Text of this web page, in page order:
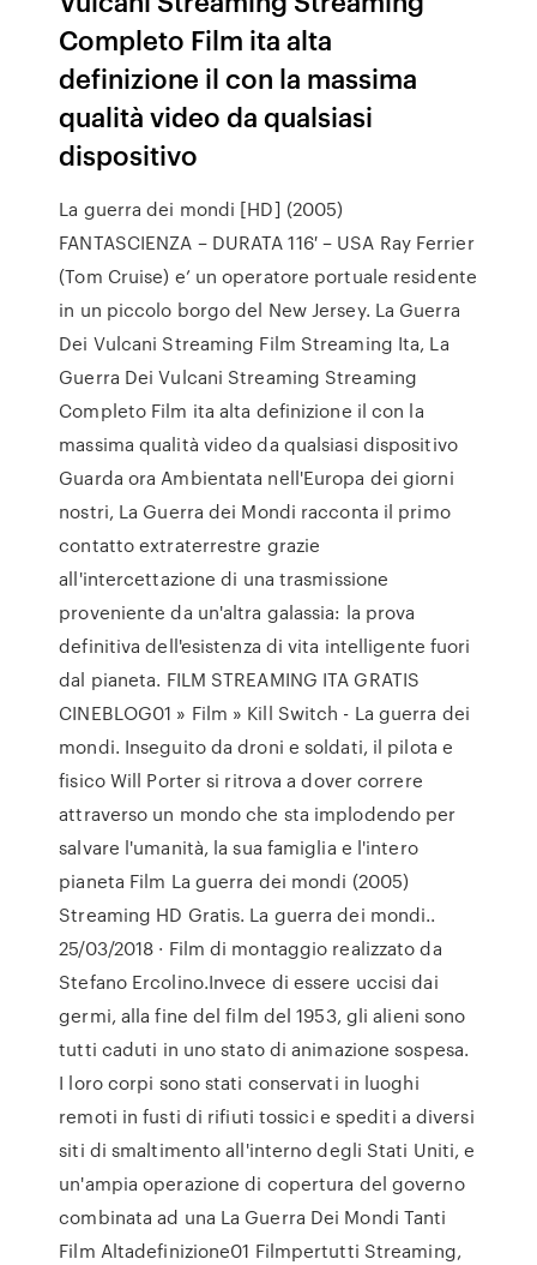
Completo Film ita alta
definizione il con la massima
qualità video da qualsiasi
dispositivo
La guerra dei mondi [HD] (2005)
FANTASCIENZA – DURATA 116′ – USA Ray Ferrier
(Tom Cruise) e’ un operatore portuale residente
in un piccolo borgo del New Jersey. La Guerra
Dei Vulcani Streaming Film Streaming Ita, La
Guerra Dei Vulcani Streaming Streaming
Completo Film ita alta definizione il con la
massima qualità video da qualsiasi dispositivo
Guarda ora Ambientata nell'Europa dei giorni
nostri, La Guerra dei Mondi racconta il primo
contatto extraterrestre grazie
all'intercettazione di una trasmissione
proveniente da un'altra galassia: la prova
definitiva dell'esistenza di vita intelligente fuori
dal pianeta. FILM STREAMING ITA GRATIS
CINEBLOG01 » Film » Kill Switch - La guerra dei
mondi. Inseguito da droni e soldati, il pilota e
fisico Will Porter si ritrova a dover correre
attraverso un mondo che sta implodendo per
salvare l'umanità, la sua famiglia e l'intero
pianeta Film La guerra dei mondi (2005)
Streaming HD Gratis. La guerra dei mondi..
25/03/2018 · Film di montaggio realizzato da
Stefano Ercolino.Invece di essere uccisi dai
germi, alla fine del film del 1953, gli alieni sono
tutti caduti in uno stato di animazione sospesa.
I loro corpi sono stati conservati in luoghi
remoti in fusti di rifiuti tossici e spediti a diversi
siti di smaltimento all'interno degli Stati Uniti, e
un'ampia operazione di copertura del governo
combinata ad una La Guerra Dei Mondi Tanti
Film Altadefinizione01 Filmpertutti Streaming,